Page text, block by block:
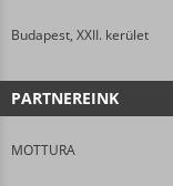
Budapest, XXII. kerület
PARTNEREINK
MOTTURA